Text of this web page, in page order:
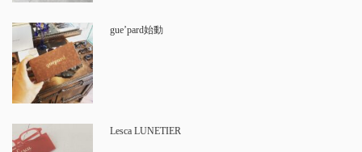
gue’pard始動
Lesca LUNETIER